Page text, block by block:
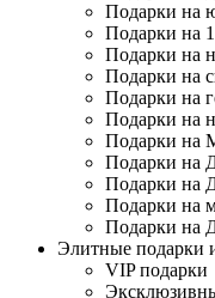
Подарки на
Подарки на
Подарки на
Подарки на
Подарки на
Подарки на
Подарки на
Подарки на
Подарки на
Подарки на
Подарки на
Элитные подарки
VIP подарки